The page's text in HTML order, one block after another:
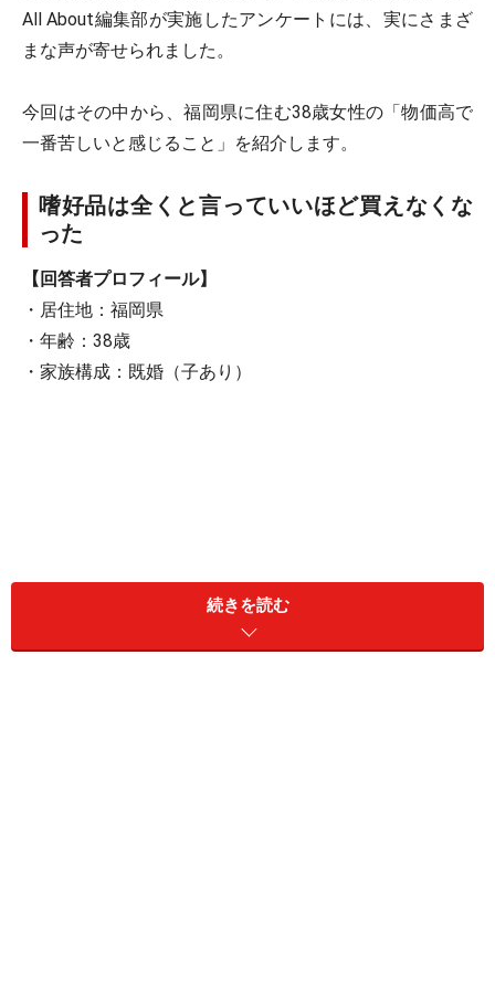
All About編集部が実施したアンケートには、実にさまざ
まな声が寄せられました。
今回はその中から、福岡県に住む38歳女性の「物価高で
一番苦しいと感じること」を紹介します。
嗜好品は全くと言っていいほど買えなくな
った
【回答者プロフィール】
・居住地：福岡県
・年齢：38歳
・家族構成：既婚（子あり）
続きを読む